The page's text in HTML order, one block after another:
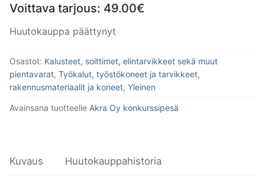
Voittava tarjous: 49.00€
Huutokauppa päättynyt
Osastot: Kalusteet, soittimet, elintarvikkeet sekä muut
pientavarat, Työkalut, työstökoneet ja tarvikkeet,
rakennusmateriaalit ja koneet, Yleinen
Avainsana tuotteelle Akra Oy konkurssipesä
Kuvaus Huutokauppahistoria